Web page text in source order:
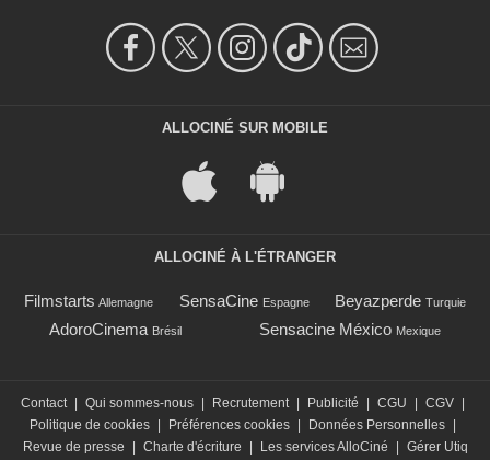
ALLOCINÉ SUR MOBILE
ALLOCINÉ À L'ÉTRANGER
Filmstarts Allemagne SensaCine Espagne Beyazperde Turquie
AdoroCinema Brésil Sensacine México Mexique
Contact | Qui sommes-nous | Recrutement | Publicité | CGU | CGV |
Politique de cookies | Préférences cookies | Données Personnelles |
Revue de presse
| Charte d'écriture | Les services AlloCiné | Gérer Utiq